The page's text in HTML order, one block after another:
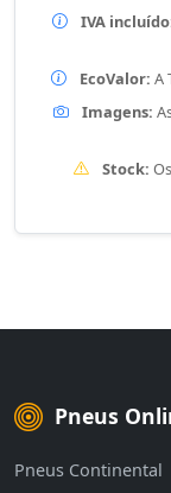
IVA
EcoValor: A
Imagens:
Stock:
Pneus
Pneus Continental